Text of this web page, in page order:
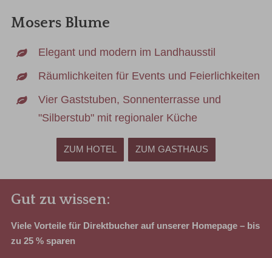
Mosers Blume
Elegant und modern im Landhausstil
Räumlichkeiten für Events und Feierlichkeiten
Vier Gaststuben, Sonnenterrasse und
"Silberstub" mit regionaler Küche
ZUM HOTEL ZUM GASTHAUS
Gut zu wissen:
Viele Vorteile für Direktbucher auf unserer Homepage – bis
zu 25 % sparen